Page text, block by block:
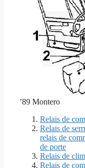
’89 Montero
Relais de
Relais de
relais de
de porte
Relais de
Relais de